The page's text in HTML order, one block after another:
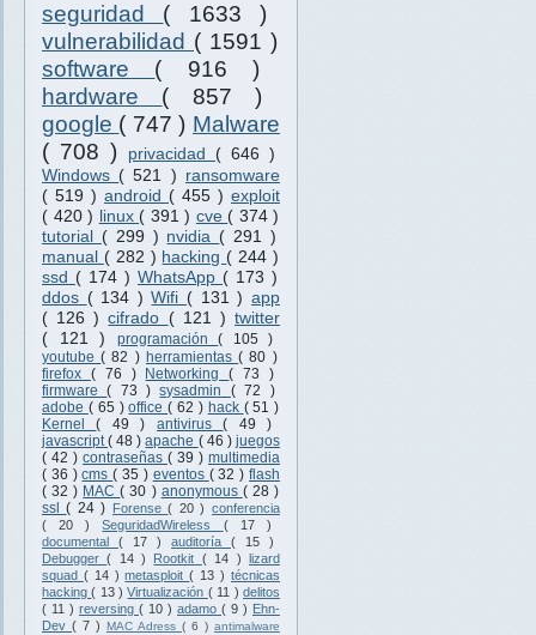
seguridad ( 1633 )
vulnerabilidad ( 1591 )
software ( 916 )
hardware ( 857 )
google ( 747 ) Malware
( 708 )
privacidad ( 646 )
Windows ( 521 ) ransomware
( 519 ) android ( 455 ) exploit
( 420 ) linux ( 391 ) cve ( 374 )
tutorial ( 299 ) nvidia ( 291 )
manual ( 282 ) hacking ( 244 )
ssd ( 174 ) WhatsApp ( 173 )
ddos ( 134 )Wifi ( 131 ) app
( 126 )cifrado ( 121 )twitter
( 121 ) programación( 105 )
youtube( 82 ) herramientas( 80 )
firefox ( 76 ) Networking( 73 )
firmware( 73 )sysadmin ( 72 )
adobe ( 65 )office( 62 ) hack ( 51 )
Kernel( 49 ) antivirus( 49 )
javascript( 48 )apache ( 46 ) juegos
( 42 ) contraseñas ( 39 ) multimedia
( 36 )cms( 35 ) eventos ( 32 )flash
( 32 ) MAC( 30 ) anonymous ( 28 )
ssl( 24 ) Forense( 20 ) conferencia
( 20 )SeguridadWireless ( 17 )
documental ( 17 ) auditoría ( 15 )
Debugger( 14 ) Rootkit ( 14 ) lizard
squad ( 14 )metasploit( 13 ) técnicas
hacking( 13 )Virtualización ( 11 ) delitos
( 11 ) reversing ( 10 ) adamo ( 9 ) Ehn-
Dev ( 7 ) MAC Adress ( 6 ) antimalware